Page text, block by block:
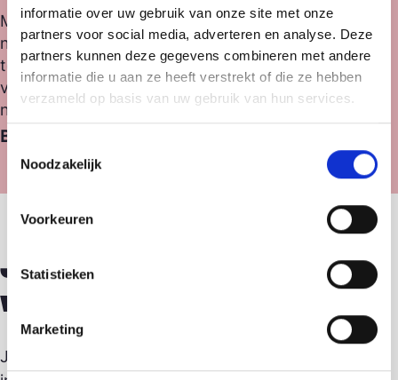
informatie over uw gebruik van onze site met onze
partners voor social media, adverteren en analyse. Deze
partners kunnen deze gegevens combineren met andere
informatie die u aan ze heeft verstrekt of die ze hebben
verzameld op basis van uw gebruik van hun services.
Toestemmingsselectie
Noodzakelijk
Voorkeuren
Statistieken
Marketing
Met elke aankoop uit onze webshop steun je
niet alleen de strijd van Terre des Hommes
tegen kinderuitbuiting, maar verspreid je ook
vriendelijkheid—naar de mensen om je heen én
naar de planeet.
Bekijk alle tweede kans producten
Je goede daad voor
vandaag?
Je aanmelden voor onze nieuwsbrief! Ontvang